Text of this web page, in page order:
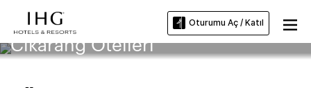
Oturumu Aç / Katıl
Cikarang Otelleri